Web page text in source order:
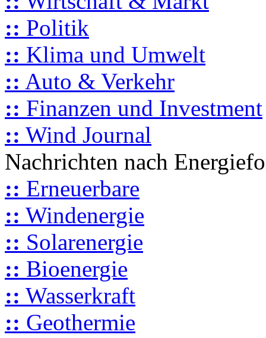
:: Politik
:: Klima und Umwelt
:: Auto & Verkehr
:: Finanzen und Investment
:: Wind Journal
Nachrichten nach
:: Erneuerbare
:: Windenergie
:: Solarenergie
:: Bioenergie
:: Wasserkraft
:: Geothermie